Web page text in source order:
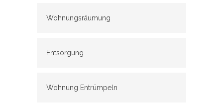
Wohnungsräumung
Entsorgung
Wohnung Entrümpeln